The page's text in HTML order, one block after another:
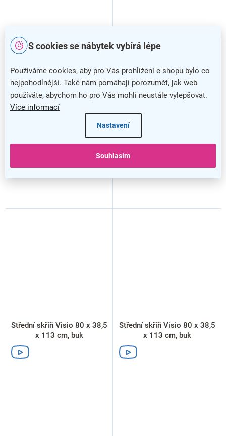
S cookies se nábytek vybírá lépe
Používáme cookies, aby pro Vás prohlížení e-shopu bylo co
nejpohodlnější. Také nám pomáhají porozumět, jak web
používáte, abychom ho pro Vás mohli neustále vylepšovat.
Více informací
Nastavení
Souhlasím
Střední regál Visio 100 x 34
x 113,7 cm, buk
Střední skříň Visio 80 x 38,5
x 113 cm, bílá
Střední skříň Visio 80 x 38,5
x 113 cm, buk
Střední skříň Visio 80 x 38,5
x 113 cm, buk